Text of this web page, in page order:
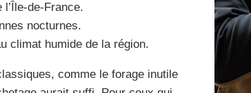
de-France.
nocturnes.
climat humide de la région.
comme le forage inutile